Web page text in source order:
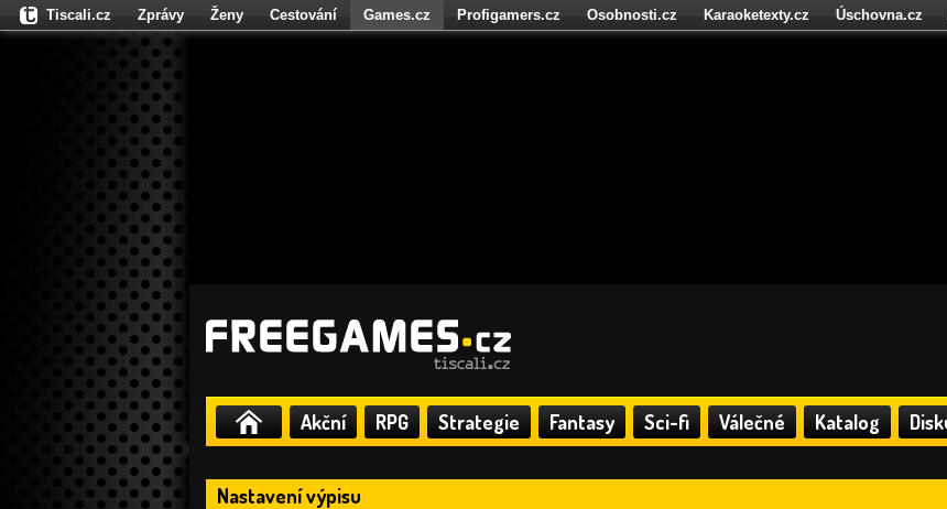
Akční RPG Strategie Fantasy Sci-fi Válečné Katalog
Nastavení výpisu
Tiscali.cz Zprávy Ženy Cestování Games.cz Profigamers.cz Osobnosti.cz Karaoketexty.cz Úschovna.cz
Fights.cz